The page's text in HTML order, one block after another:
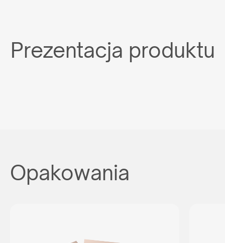
Prezentacja produktu
Opakowania